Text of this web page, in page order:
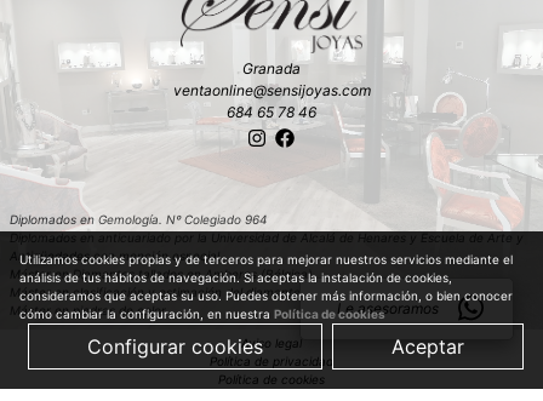
Granada
ventaonline@sensijoyas.com
684 65 78 46
Diplomados en Gemología. Nº Colegiado 964
Diplomados en anticuariado por la Universidad de Alcalá de Henares y Escuela de Arte y
Antigüedades con mención especial
Máster en Diamantes tallados en Amberes (Bélgica)
Máster en clasificación y estimación del diamante en bruto en Amberes (Bélgica)
Máster en piedras de color
Aviso legal
Política de privacidad
Política de cookies
Utilizamos cookies propias y de terceros para mejorar nuestros servicios mediante el
análisis de tus hábitos de navegación. Si aceptas la instalación de cookies,
consideramos que aceptas su uso. Puedes obtener más información, o bien conocer
cómo cambiar la configuración, en nuestra Política de cookies
Configurar cookies Aceptar
Le asesoramos